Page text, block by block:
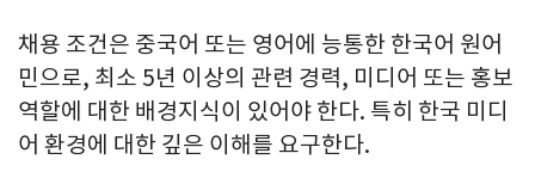
채용 조건은 중국어 또는 영어에 능통한 한국어 원어
민으로, 최소 5년 이상의 관련 경력, 미디어 또는 홍보
역할에 대한 배경지식이 있어야 한다. 특히 한국 미디
어 환경에 대한 깊은 이해를 요구한다.